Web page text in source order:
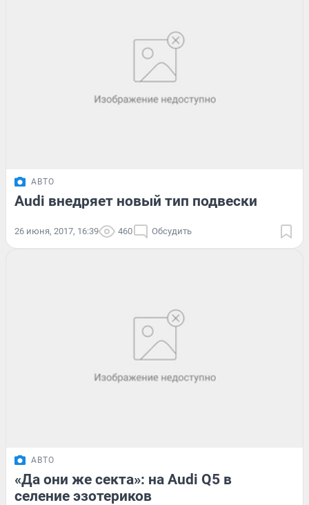
АВТО
Audi внедряет новый тип подвески
26 июня, 2017, 16:39 460 Обсудить
АВТО
«Да они же секта»: на Audi Q5 в
селение эзотериков